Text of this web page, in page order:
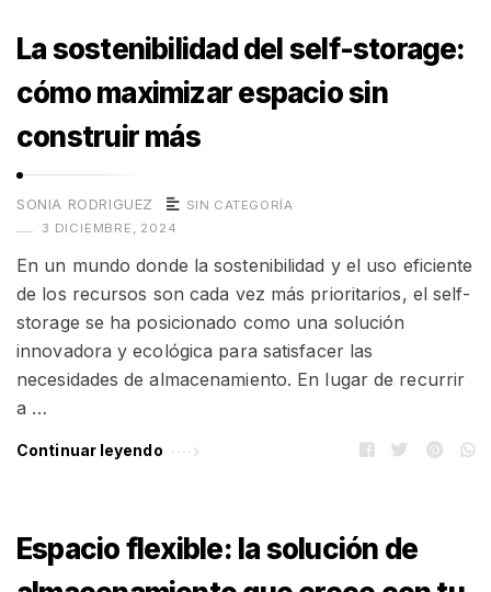
La sostenibilidad del self-storage:
cómo maximizar espacio sin
construir más
SONIA RODRIGUEZ
SIN CATEGORÍA
3 DICIEMBRE, 2024
En un mundo donde la sostenibilidad y el uso eficiente
de los recursos son cada vez más prioritarios, el self-
storage se ha posicionado como una solución
innovadora y ecológica para satisfacer las
necesidades de almacenamiento. En lugar de recurrir
a …
Continuar leyendo
Espacio flexible: la solución de